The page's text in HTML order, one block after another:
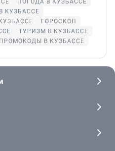
КУЗБАССЕ
ГОРОСКОП
ТУРИЗМ В КУЗБАССЕ
ПРОМОКОДЫ В КУЗБАССЕ